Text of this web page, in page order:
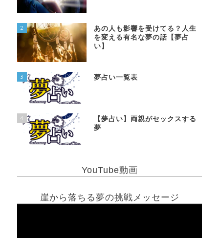
2
あの人も影響を受けてる？人生
を変える有名な夢の話【夢占
い】
3 夢占い一覧表
4
【夢占い】両親がセックスする
夢
YouTube動画
崖から落ちる夢の挑戦メッセージ